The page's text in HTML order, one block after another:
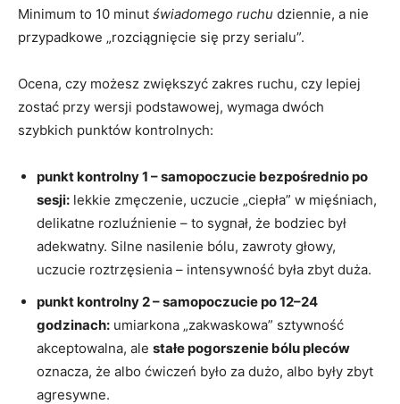
Minimum to 10 minut świadomego ruchu dziennie, a nie
przypadkowe „rozciągnięcie się przy serialu”.
Ocena, czy możesz zwiększyć zakres ruchu, czy lepiej
zostać przy wersji podstawowej, wymaga dwóch
szybkich punktów kontrolnych:
punkt kontrolny 1 – samopoczucie bezpośrednio po
sesji: lekkie zmęczenie, uczucie „ciepła” w mięśniach,
delikatne rozluźnienie – to sygnał, że bodziec był
adekwatny. Silne nasilenie bólu, zawroty głowy,
uczucie roztrzęsienia – intensywność była zbyt duża.
punkt kontrolny 2 – samopoczucie po 12–24
godzinach: umiarkona „zakwaskowa” sztywność
akceptowalna, ale stałe pogorszenie bólu pleców
oznacza, że albo ćwiczeń było za dużo, albo były zbyt
agresywne.